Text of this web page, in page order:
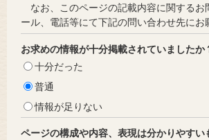
なお、このページの記載内容に関するお
ール、電話等にて下記の問い合わせ先にお
お求めの情報が十分掲載されていましたか
十分だった
普通
情報が足りない
ページの構成や内容、表現は分かりやすい